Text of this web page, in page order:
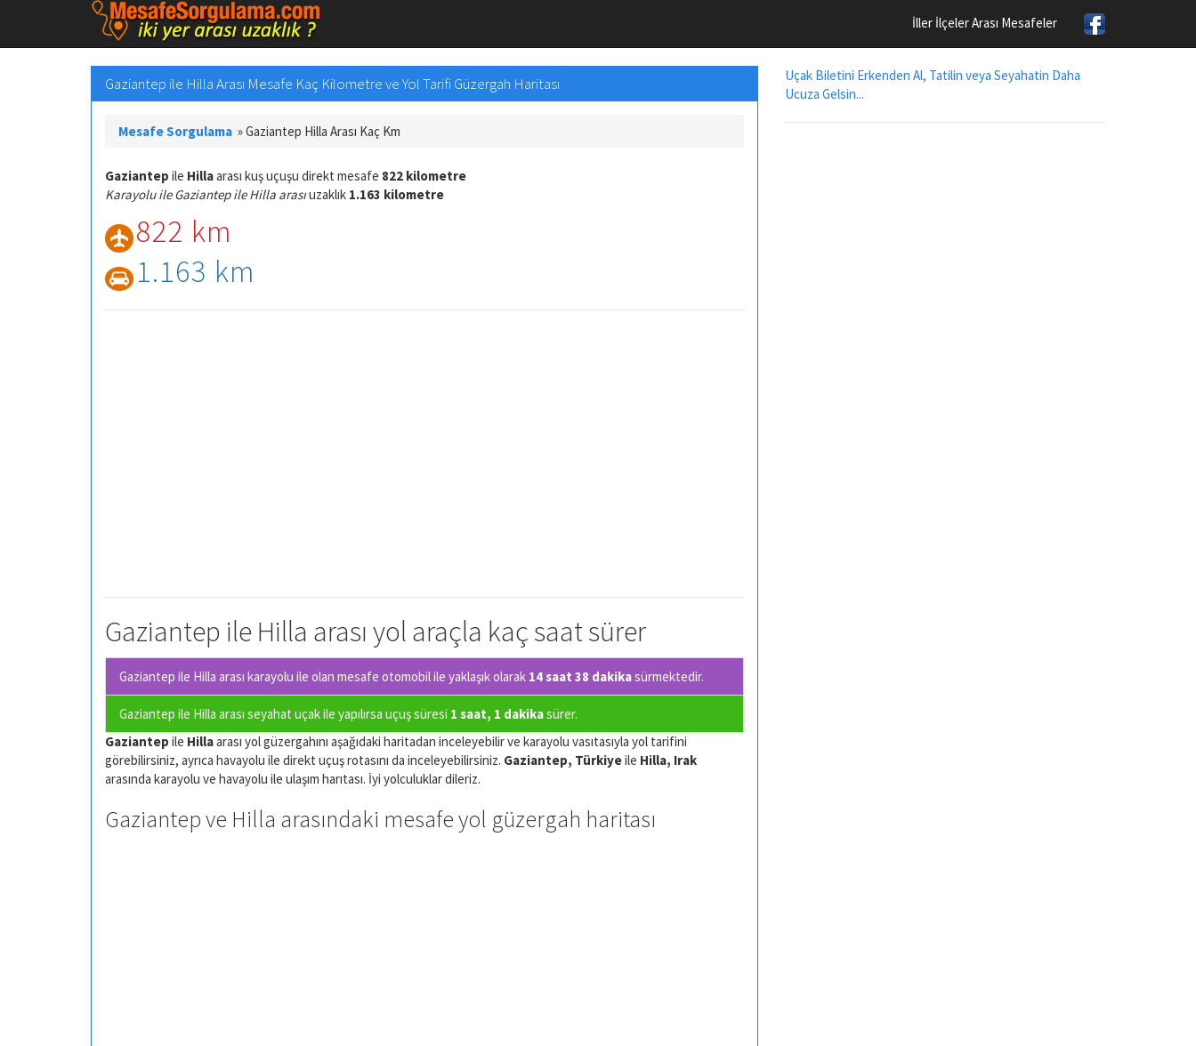
İller İlçeler Arası Mesafeler
Gaziantep ile Hilla Arası Mesafe Kaç Kilometre ve Yol Tarifi Güzergah Haritası
Mesafe Sorgulama »Gaziantep Hilla Arası Kaç Km
Gaziantep ile Hillaarası kuş uçuşu direkt mesafe 822 kilometre
Karayolu ile Gaziantep ile Hilla arasıuzaklık 1.163 kilometre
822 km
1.163 km
Gaziantep ile Hilla arası yol araçla kaç saat sürer
Gaziantep ile Hilla arası karayolu ile olan mesafe otomobil ile yaklaşık olarak 14 saat 38 dakikasürmektedir.
Gaziantep ile Hilla arası seyahat uçak ile yapılırsa uçuş süresi 1 saat, 1 dakikasürer.
Gaziantep ile Hillaarası yol güzergahını aşağıdaki haritadan inceleyebilir ve karayolu vasıtasıyla yol tarifini
görebilirsiniz, ayrıca havayolu ile direkt uçuş rotasını da inceleyebilirsiniz. Gaziantep, Türkiyeile Hilla, Irak
arasında karayolu ve havayolu ile ulaşım harıtası. İyi yolculuklar dileriz.
Gaziantep ve Hilla arasındaki mesafe yol güzergah haritası
Uçak Biletini Erkenden Al, Tatilin veya Seyahatin Daha
Ucuza Gelsin...